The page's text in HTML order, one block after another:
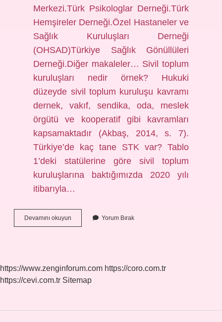
Merkezi.Türk Psikologlar Derneği.Türk
Hemşireler Derneği.Özel Hastaneler ve
Sağlık Kuruluşları Derneği
(OHSAD)Türkiye Sağlık Gönüllüleri
Derneği.Diğer makaleler… Sivil toplum
kuruluşları nedir örnek? Hukuki
düzeyde sivil toplum kuruluşu kavramı
dernek, vakıf, sendika, oda, meslek
örgütü ve kooperatif gibi kavramları
kapsamaktadır (Akbaş, 2014, s. 7).
Türkiye’de kaç tane STK var? Tablo
1’deki statülerine göre sivil toplum
kuruluşlarına baktığımızda 2020 yılı
itibarıyla…
Devamını okuyun
Toplum
Yorum Bırak
https://www.zenginforum.com https://coro.com.tr
https://cevi.com.tr Sitemap